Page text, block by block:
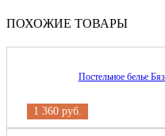
ПОХОЖИЕ ТОВАРЫ
Постельное белье
1 360 руб.